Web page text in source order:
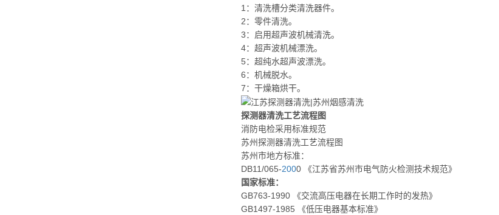
1：清洗槽分类清洗器件。
2：零件清洗。
3：启用超声波机械清洗。
4：超声波机械漂洗。
5：超纯水超声波漂洗。
6：机械脱水。
7：干燥箱烘干。
探测器清洗工艺流程图
消防电检采用标准规范
苏州探测器清洗工艺流程图
苏州市地方标准：
DB11/065-2000 《江苏省苏州市电气防火检测技术规范》
国家标准：
GB763-1990 《交流高压电器在长期工作时的发热》
GB1497-1985 《低压电器基本标准》